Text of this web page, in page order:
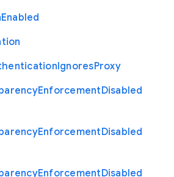
Enabled
IgnoresProxy
EnforcementDisabled
EnforcementDisabled
EnforcementDisabled